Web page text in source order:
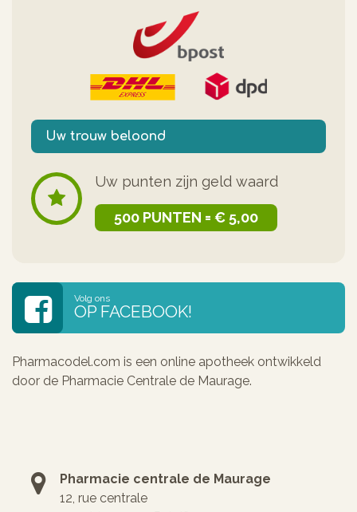
Uw trouw beloond
Uw punten zijn geld waard
500 PUNTEN = € 5,00
Volg ons
OP FACEBOOK!
Pharmacodel.com is een online apotheek ontwikkeld
door de Pharmacie Centrale de Maurage.
Pharmacie centrale de Maurage
12, rue centrale